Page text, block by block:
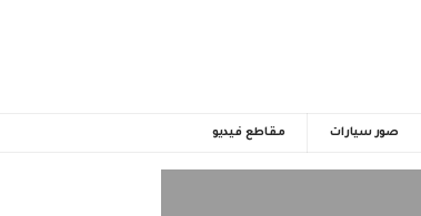
صور سيارات مقاطع فيديو